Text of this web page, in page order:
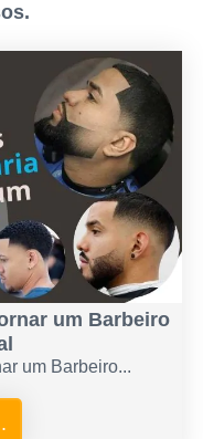
um Barbeiro
um Barbeiro...